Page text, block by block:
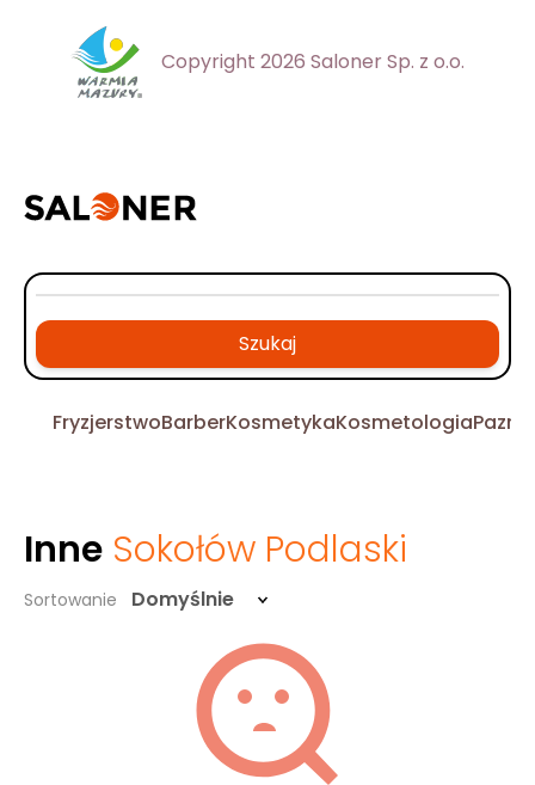
Copyright 2026 Saloner Sp. z o.o.
Szukaj
FryzjerstwoBarberKosmetykaKosmetologia
Inne Sokołów Podlaski
Sortowanie Domyślnie